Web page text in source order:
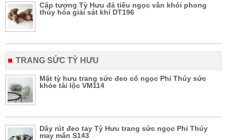
Cặp tượng Tỳ Hưu đá tiêu ngọc vân khói phong
thủy hóa giải sát khí DT196
TRANG SỨC TỲ HƯU
Mặt tỳ hưu trang sức đeo cổ ngọc Phỉ Thúy sức
khỏe tài lộc VM114
Dây rút đeo tay Tỳ Hưu trang sức ngọc Phỉ Thúy
may mắn S143